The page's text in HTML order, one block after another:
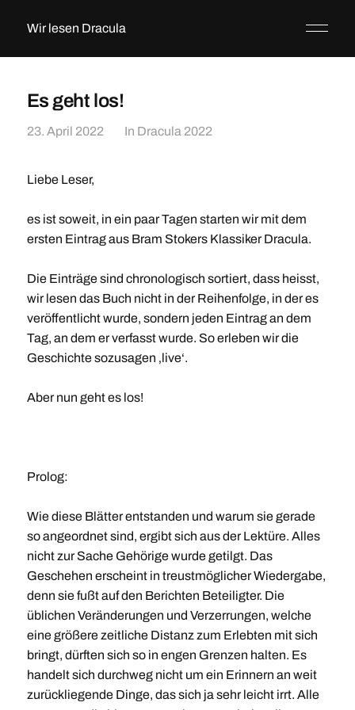
Wir lesen Dracula
Es geht los!
23. April 2022 In Dracula 2022
Liebe Leser,
es ist soweit, in ein paar Tagen starten wir mit dem
ersten Eintrag aus Bram Stokers Klassiker Dracula.
Die Einträge sind chronologisch sortiert, dass heisst,
wir lesen das Buch nicht in der Reihenfolge, in der es
veröffentlicht wurde, sondern jeden Eintrag an dem
Tag, an dem er verfasst wurde. So erleben wir die
Geschichte sozusagen ‚live‘.
Aber nun geht es los!
Prolog:
Wie diese Blätter entstanden und warum sie gerade
so angeordnet sind, ergibt sich aus der Lektüre. Alles
nicht zur Sache Gehörige wurde getilgt. Das
Geschehen erscheint in treustmöglicher Wiedergabe,
denn sie fußt auf den Berichten Beteiligter. Die
üblichen Veränderungen und Verzerrungen, welche
eine größere zeitliche Distanz zum Erlebten mit sich
bringt, dürften sich so in engen Grenzen halten. Es
handelt sich durchweg nicht um ein Erinnern an weit
zurückliegende Dinge, das sich ja sehr leicht irrt. Alle